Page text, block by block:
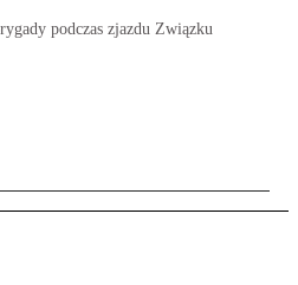
podczas zjazdu Związku